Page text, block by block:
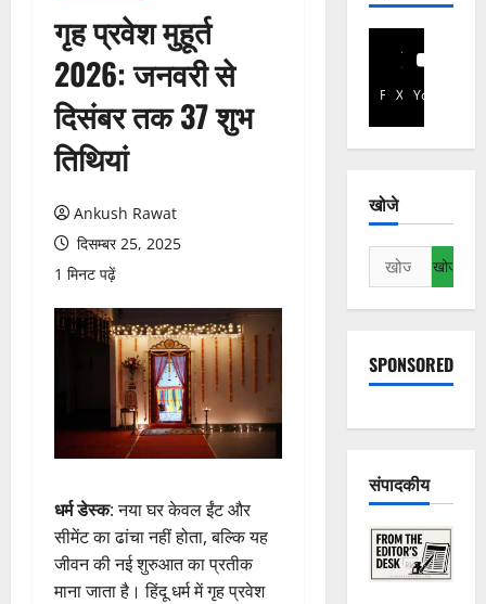
गृह प्रवेश मुहूर्त
2026: जनवरी से
दिसंबर तक 37 शुभ
तिथियां
Ankush Rawat
दिसम्बर 25, 2025
1 मिनट पढ़ें
धर्म डेस्क: नया घर केवल ईंट और
सीमेंट का ढांचा नहीं होता, बल्कि यह
जीवन की नई शुरुआत का प्रतीक
माना जाता है। हिंदू धर्म में गृह प्रवेश
Facebook
X YouTube
खोजे
निम्न
को
खोजें:
SPONSORED
संपादकीय